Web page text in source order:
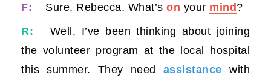
F:
Sure, Rebecca. What’s on your mind?
R: Well, I’ve been thinking about joining
the volunteer program at the local hospital
this summer. They need assistance
with